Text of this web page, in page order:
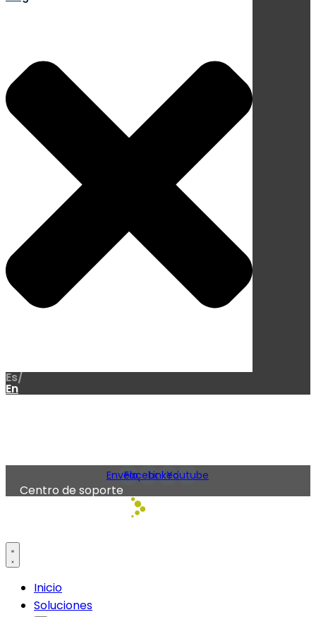
Es/
En
Envelope
Facebook
LinkedinYoutube
Centro de soporte
Inicio
Soluciones